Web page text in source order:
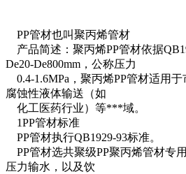
PP管材也叫聚丙烯管材
产品简述：聚丙烯PP管材依据
De20-De800mm，公称压力
0.4-1.6MPa，聚丙烯PP管材适用于
腐蚀性液体输送（如
化工医药行业）等***域。
1PP管材标准
PP管材执行QB1929-93标准。
PP管材选共聚级PP聚丙烯管材专
压力输水，以及饮